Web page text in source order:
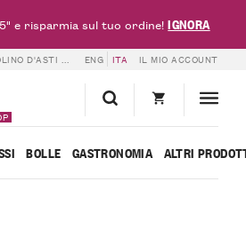
D'ASTI DOC ENG ITA IL MIO ACCOUNT
BOLLE GASTRONOMIA ALTRI
e risparmia sul tuo ordine!IGNORA